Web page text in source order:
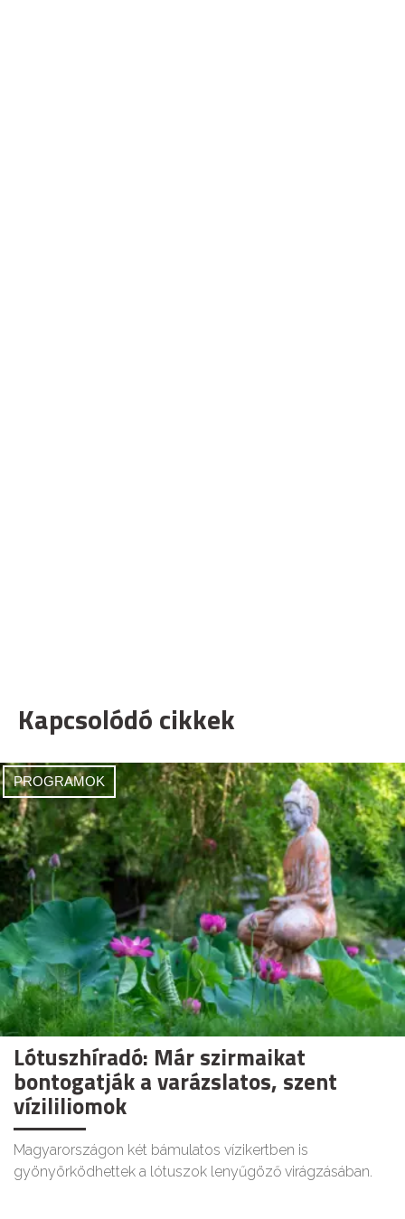
Kapcsolódó cikkek
PROGRAMOK
Lótuszhíradó: Már szirmaikat
bontogatják a varázslatos, szent
vízililiomok
Magyarországon két bámulatos vízikertben is
gyönyörködhettek a lótuszok lenyűgöző virágzásában.